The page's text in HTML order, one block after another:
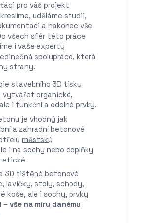
pro váš projekt!
uděláme studii,
a nakonec vše
všech sfér této práce
i vaše experty
spolupráce, která
strany.
stavebního 3D tisku
vytvářet organické,
i funkční a odolné prvky.
je vhodný jak
a zahradní betonové
městský
i na sochy nebo doplňky
3D tištěné betonové
lavičky, stoly, schody,
koše, ale i sochy, prvky
– vše na míru danému